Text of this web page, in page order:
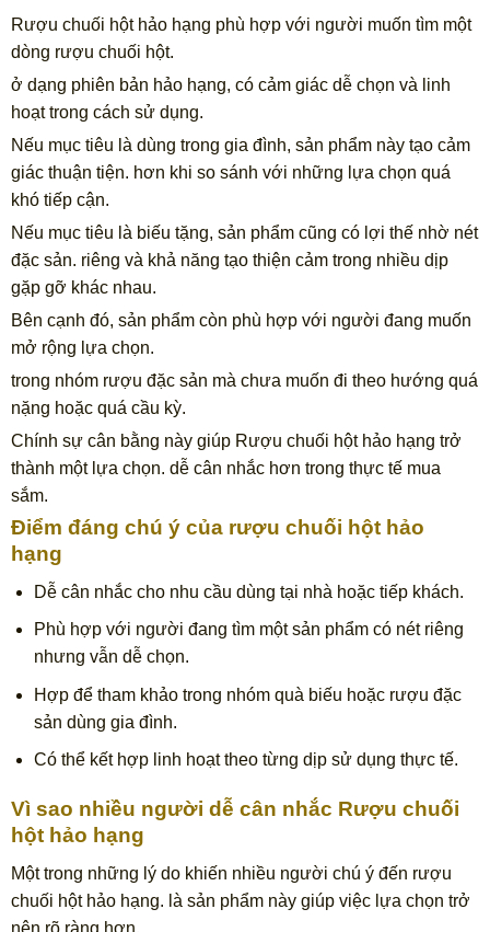
Rượu chuối hột hảo hạng phù hợp với người muốn tìm một
dòng rượu chuối hột.
ở dạng phiên bản hảo hạng, có cảm giác dễ chọn và linh
hoạt trong cách sử dụng.
Nếu mục tiêu là dùng trong gia đình, sản phẩm này tạo cảm
giác thuận tiện. hơn khi so sánh với những lựa chọn quá
khó tiếp cận.
Nếu mục tiêu là biếu tặng, sản phẩm cũng có lợi thế nhờ nét
đặc sản. riêng và khả năng tạo thiện cảm trong nhiều dịp
gặp gỡ khác nhau.
Bên cạnh đó, sản phẩm còn phù hợp với người đang muốn
mở rộng lựa chọn.
trong nhóm rượu đặc sản mà chưa muốn đi theo hướng quá
nặng hoặc quá cầu kỳ.
Chính sự cân bằng này giúp Rượu chuối hột hảo hạng trở
thành một lựa chọn. dễ cân nhắc hơn trong thực tế mua
sắm.
Điểm đáng chú ý của rượu chuối hột hảo
hạng
Dễ cân nhắc cho nhu cầu dùng tại nhà hoặc tiếp khách.
Phù hợp với người đang tìm một sản phẩm có nét riêng
nhưng vẫn dễ chọn.
Hợp để tham khảo trong nhóm quà biếu hoặc rượu đặc
sản dùng gia đình.
Có thể kết hợp linh hoạt theo từng dịp sử dụng thực tế.
Vì sao nhiều người dễ cân nhắc Rượu chuối
hột hảo hạng
Một trong những lý do khiến nhiều người chú ý đến rượu
chuối hột hảo hạng. là sản phẩm này giúp việc lựa chọn trở
nên rõ ràng hơn.